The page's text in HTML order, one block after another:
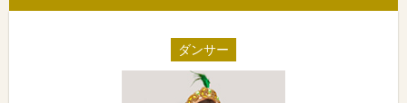
ダンサー